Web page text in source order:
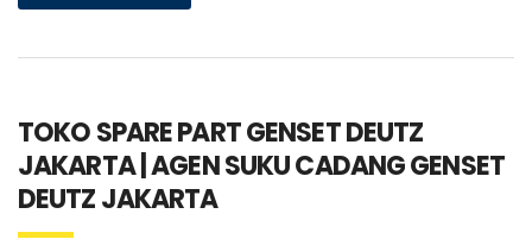
TOKO SPARE PART GENSET DEUTZ
JAKARTA | AGEN SUKU CADANG GENSET
DEUTZ JAKARTA